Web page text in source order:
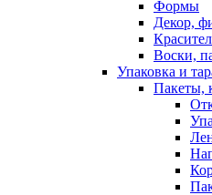
Формы
Декор,
Воски,
Упаковка и
Пакеты,